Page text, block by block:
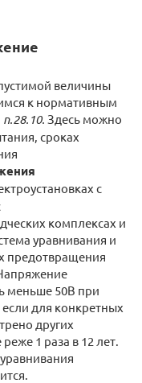
величины
к нормативным
Здесь можно
сроках
с
комплексах и
уравнивания и
предотвращения
меньше 50В при
для конкретных
других
1 раза в 12 лет.